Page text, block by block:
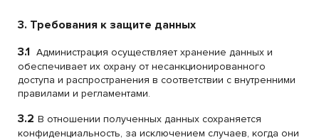
3. Требования к защите данных
3.1 Администрация осуществляет хранение данных и
обеспечивает их охрану от несанкционированного
доступа и распространения в соответствии с внутренними
правилами и регламентами.
3.2 В отношении полученных данных сохраняется
конфиденциальность, за исключением случаев, когда они